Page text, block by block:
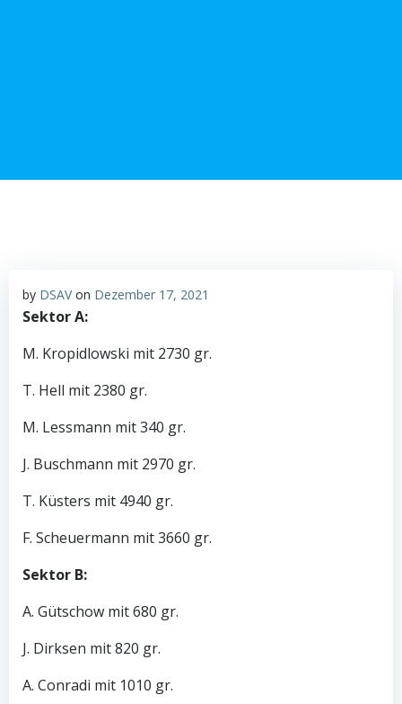
by DSAV on Dezember 17, 2021
Sektor A:
M. Kropidlowski mit 2730 gr.
T. Hell mit 2380 gr.
M. Lessmann mit 340 gr.
J. Buschmann mit 2970 gr.
T. Küsters mit 4940 gr.
F. Scheuermann mit 3660 gr.
Sektor B:
A. Gütschow mit 680 gr.
J. Dirksen mit 820 gr.
A. Conradi mit 1010 gr.